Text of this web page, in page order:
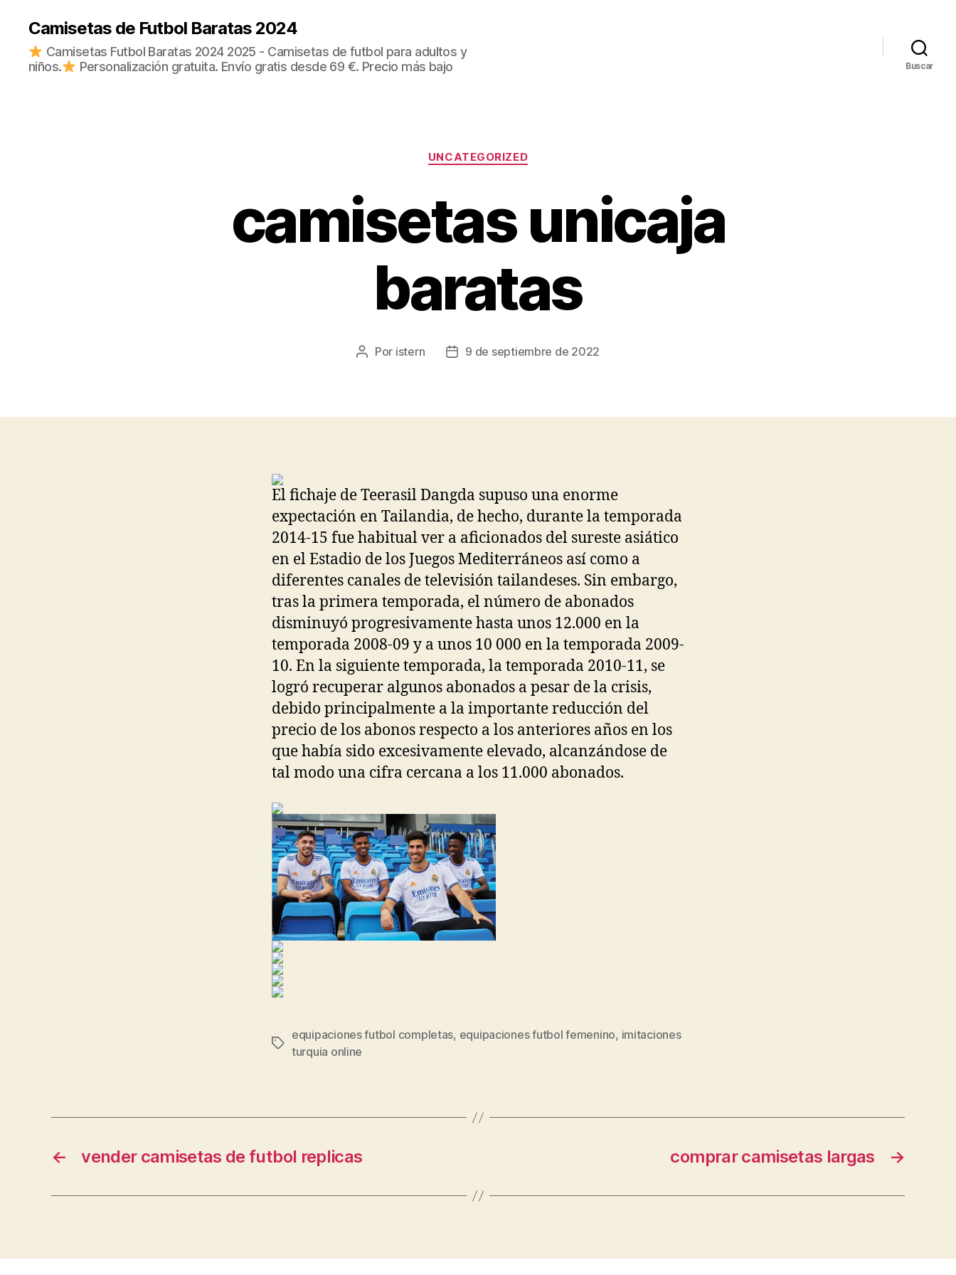
Camisetas de Futbol Baratas 2024
Camisetas Futbol Baratas 2024 2025 - Camisetas de futbol para adultos y
niños.
Personalización gratuita. Envío gratis desde 69 €. Precio más bajo Buscar
Categorías
UNCATEGORIZED
camisetas unicaja
baratas
Autor
Por istern
Fecha9 de septiembre de 2022
El fichaje de Teerasil Dangda supuso una enorme
expectación en Tailandia, de hecho, durante la temporada
2014-15 fue habitual ver a aficionados del sureste asiático
en el Estadio de los Juegos Mediterráneos así como a
diferentes canales de televisión tailandeses. Sin embargo,
tras la primera temporada, el número de abonados
disminuyó progresivamente hasta unos 12.000 en la
temporada 2008-09 y a unos 10 000 en la temporada 2009-
10. En la siguiente temporada, la temporada 2010-11, se
logró recuperar algunos abonados a pesar de la crisis,
debido principalmente a la importante reducción del
precio de los abonos respecto a los anteriores años en los
que había sido excesivamente elevado, alcanzándose de
tal modo una cifra cercana a los 11.000 abonados.
Etiquetas
equipaciones futbol completas, equipaciones futbol femenino, imitaciones
turquia online
← vender camisetas de futbol replicas →
comprar camisetas largas